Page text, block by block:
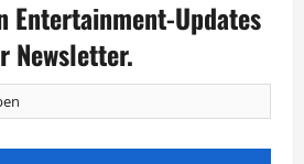
Entertainment-Updates
Newsletter.